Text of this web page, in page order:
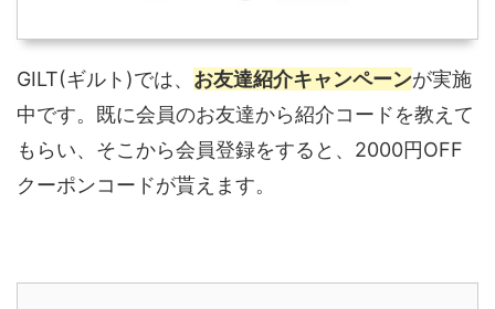
GILT(ギルト)では、 お友達紹介キャンペーンが実施
中です。既に会員のお友達から紹介コードを教えて
もらい、そこから会員登録をすると、2000円OFF
クーポンコードが貰えます。